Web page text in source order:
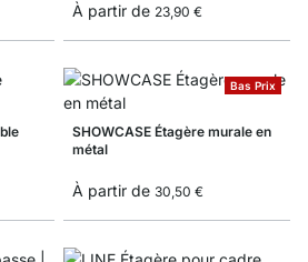
À partir de 23,90 €
Bas Prix
SHOWCASE Étagère murale en
métal
À partir de 30,50 €